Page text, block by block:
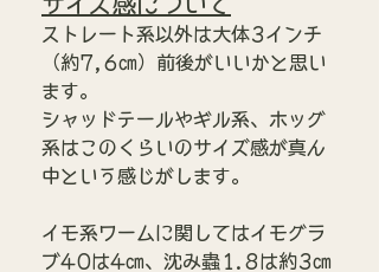
ストレート系以外は大体3インチ
（約7,6㎝）前後がいいかと思い
ます。
シャッドテールやギル系、ホッグ
系はこのくらいのサイズ感が真ん
中という感じがします。
イモ系ワームに関してはイモグラ
ブ40は4㎝、沈み蟲1.8は約3㎝